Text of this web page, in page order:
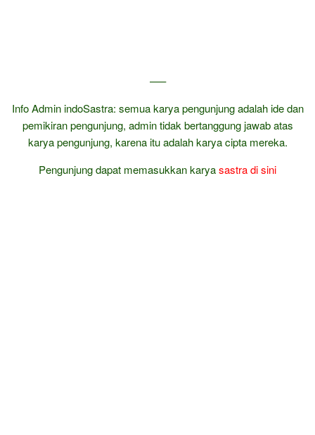
—–
Info Admin indoSastra: semua karya pengunjung adalah ide dan
pemikiran pengunjung, admin tidak bertanggung jawab atas
karya pengunjung, karena itu adalah karya cipta mereka.
Pengunjung dapat memasukkan karyasastradi sini